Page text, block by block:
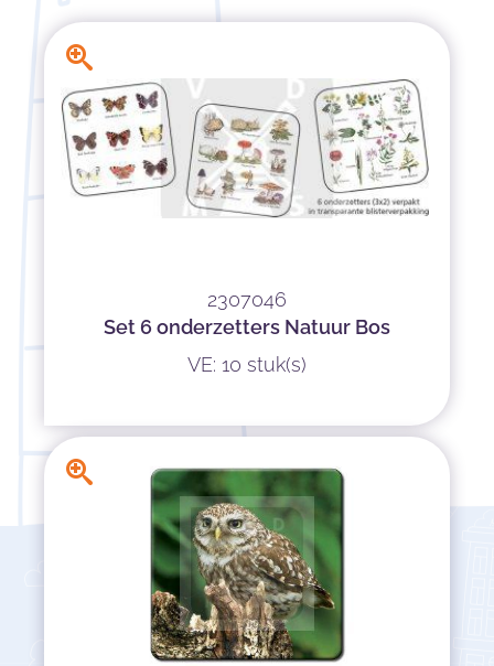
2307046
Set 6 onderzetters Natuur Bos
VE: 10 stuk(s)